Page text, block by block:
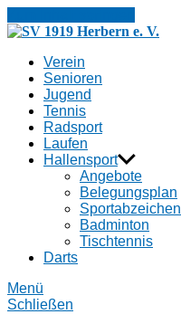
Verein
Senioren
Jugend
Tennis
Radsport
Laufen
Hallensport
Angebote
Belegungsplan
Sportabzeichen
Badminton
Tischtennis
Darts
Menü
Schließen